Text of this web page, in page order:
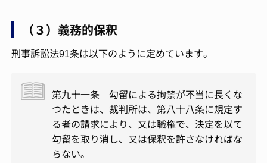
（３）義務的保釈
刑事訴訟法91条は以下のように定めています。
第九十一条 勾留による拘禁が不当に長くな
つたときは、裁判所は、第八十八条に規定す
る者の請求により、又は職権で、決定を以て
勾留を取り消し、又は保釈を許さなければな
らない。